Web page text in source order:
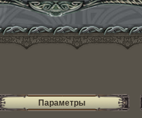
Параметры